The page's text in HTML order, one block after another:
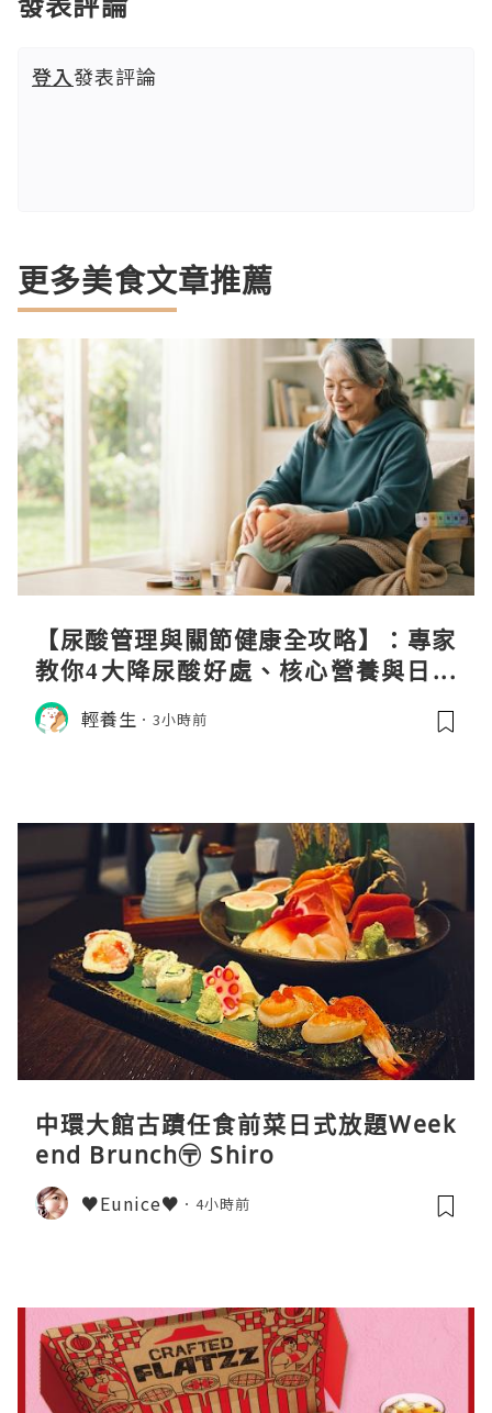
登入發表評論
更多美食文章推薦
【尿酸管理與關節健康全攻略】：專家
教你4大降尿酸好處、核心營養與日常
飲食調理秘訣
輕養生 3小時前
中環大館古蹟任食前菜日式放題Week
end Brunch〶 Shiro
♥Eunice♥ 4小時前